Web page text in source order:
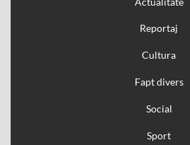
Reportaj
Cultura
Fapt divers
Social
Sport